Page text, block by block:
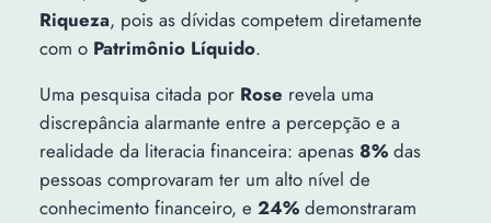
Riqueza, pois as dívidas competem diretamente
com o Patrimônio Líquido.
Uma pesquisa citada por Rose revela uma
discrepância alarmante entre a percepção e a
realidade da literacia financeira: apenas 8%das
pessoas comprovaram ter um alto nível de
conhecimento financeiro, e 24% demonstraram